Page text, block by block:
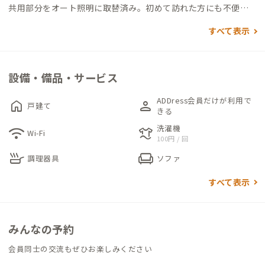
共用部分をオート照明に取替済み。初めて訪れた方にも不便の
美しく整備されている広々とした駐車スペースでは、BBQを楽
も。自然を満喫しながらサイクリングやジョギングを楽しみた
2階には2つの個室。どちらもほっと寛げる、陽当たりのよい和
室です。こちらもADDressのために壁紙と畳を張替済み、デス
クとチェア回りにはマットを敷きました。畳の上でも気兼ねな
会員として数々のADDressの家を訪れている家守ならではの気
関東、関西のちょうど真ん中にある遠州岩水寺A邸は、電車と車
いずれの移動もしやすく、ホッピングの中継地点としても重宝
すべて表示
設備・備品・サービス
home 戸建て person ADDress会員だけが利用で
きる
wifi Wi-Fi laundry 洗濯機
100円 / 回
skillet 調理器具 chair ソファ
すべて表示
みんなの予約
会員同士の交流もぜひお楽しみください